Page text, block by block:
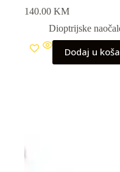
140.00 KM
Dioptrijske
Dodaj u